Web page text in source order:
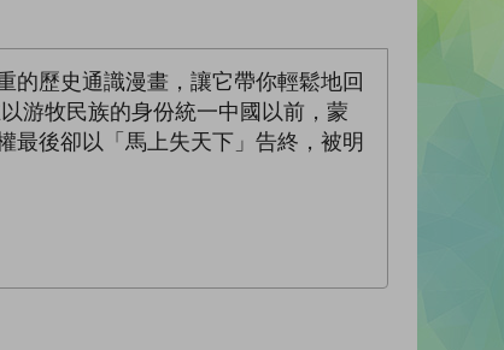
的歷史通識漫畫，讓它帶你輕鬆地回
游牧民族的身份統一中國以前，蒙
最後卻以「馬上失天下」告終，被明